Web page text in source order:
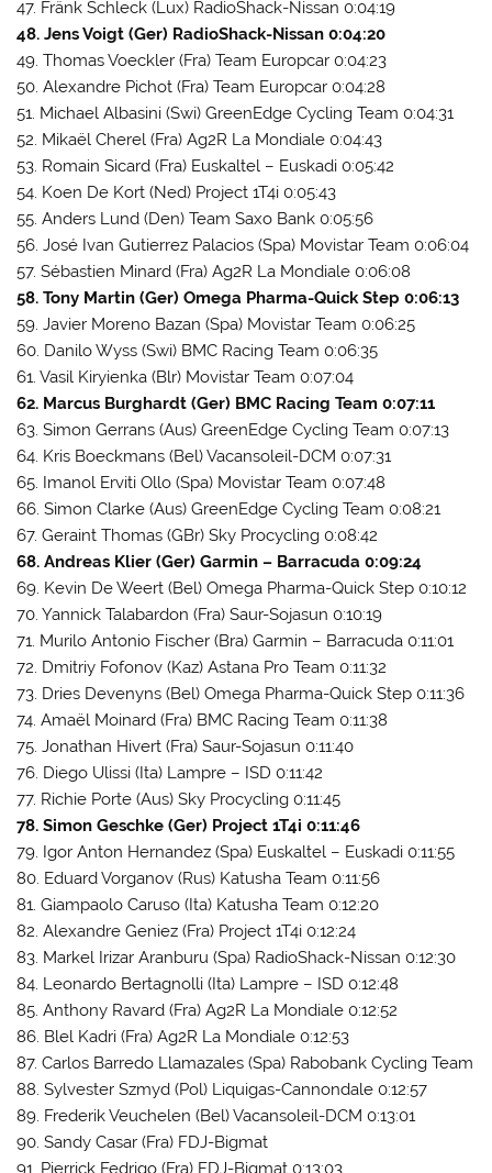
47. Fränk Schleck (Lux) RadioShack-Nissan 0:04:19
48. Jens Voigt (Ger) RadioShack-Nissan 0:04:20
49. Thomas Voeckler (Fra) Team Europcar 0:04:23
50. Alexandre Pichot (Fra) Team Europcar 0:04:28
51. Michael Albasini (Swi) GreenEdge Cycling Team 0:04:31
52. Mikaël Cherel (Fra) Ag2R La Mondiale 0:04:43
53. Romain Sicard (Fra) Euskaltel – Euskadi 0:05:42
54. Koen De Kort (Ned) Project 1T4i 0:05:43
55. Anders Lund (Den) Team Saxo Bank 0:05:56
56. José Ivan Gutierrez Palacios (Spa) Movistar Team 0:06:04
57. Sébastien Minard (Fra) Ag2R La Mondiale 0:06:08
58. Tony Martin (Ger) Omega Pharma-Quick Step 0:06:13
59. Javier Moreno Bazan (Spa) Movistar Team 0:06:25
60. Danilo Wyss (Swi) BMC Racing Team 0:06:35
61. Vasil Kiryienka (Blr) Movistar Team 0:07:04
62. Marcus Burghardt (Ger) BMC Racing Team 0:07:11
63. Simon Gerrans (Aus) GreenEdge Cycling Team 0:07:13
64. Kris Boeckmans (Bel) Vacansoleil-DCM 0:07:31
65. Imanol Erviti Ollo (Spa) Movistar Team 0:07:48
66. Simon Clarke (Aus) GreenEdge Cycling Team 0:08:21
67. Geraint Thomas (GBr) Sky Procycling 0:08:42
68. Andreas Klier (Ger) Garmin – Barracuda 0:09:24
69. Kevin De Weert (Bel) Omega Pharma-Quick Step 0:10:12
70. Yannick Talabardon (Fra) Saur-Sojasun 0:10:19
71. Murilo Antonio Fischer (Bra) Garmin – Barracuda 0:11:01
72. Dmitriy Fofonov (Kaz) Astana Pro Team 0:11:32
73. Dries Devenyns (Bel) Omega Pharma-Quick Step 0:11:36
74. Amaël Moinard (Fra) BMC Racing Team 0:11:38
75. Jonathan Hivert (Fra) Saur-Sojasun 0:11:40
76. Diego Ulissi (Ita) Lampre – ISD 0:11:42
77. Richie Porte (Aus) Sky Procycling 0:11:45
78. Simon Geschke (Ger) Project 1T4i 0:11:46
79. Igor Anton Hernandez (Spa) Euskaltel – Euskadi 0:11:55
80. Eduard Vorganov (Rus) Katusha Team 0:11:56
81. Giampaolo Caruso (Ita) Katusha Team 0:12:20
82. Alexandre Geniez (Fra) Project 1T4i 0:12:24
83. Markel Irizar Aranburu (Spa) RadioShack-Nissan 0:12:30
84. Leonardo Bertagnolli (Ita) Lampre – ISD 0:12:48
85. Anthony Ravard (Fra) Ag2R La Mondiale 0:12:52
86. Blel Kadri (Fra) Ag2R La Mondiale 0:12:53
87. Carlos Barredo Llamazales (Spa) Rabobank Cycling Team
88. Sylvester Szmyd (Pol) Liquigas-Cannondale 0:12:57
89. Frederik Veuchelen (Bel) Vacansoleil-DCM 0:13:01
90. Sandy Casar (Fra) FDJ-Bigmat
91. Pierrick Fedrigo (Fra) FDJ-Bigmat 0:13:03